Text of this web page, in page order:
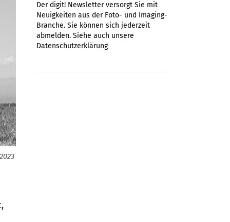
Der digit! Newsletter versorgt Sie mit
Neuigkeiten aus der Foto- und Imaging-
Branche. Sie können sich jederzeit
abmelden. Siehe auch unsere
Datenschutzerklärung